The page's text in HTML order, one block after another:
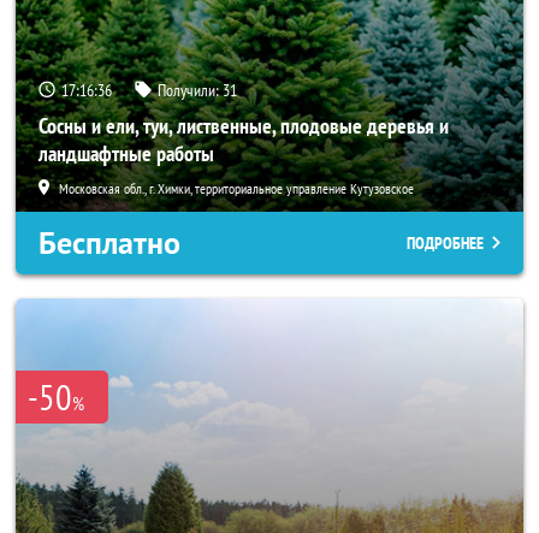
17:16:34 Получили:31
Сосны и ели, туи, лиственные, плодовые деревья и
ландшафтные работы
Московская обл., г. Химки, территориальное управление Кутузовское
Бесплатно ПОДРОБНЕЕ
-50%